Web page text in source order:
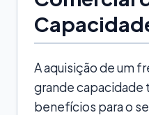
A aquisição de um
grande capacidade
benefícios para o